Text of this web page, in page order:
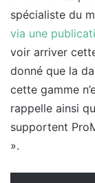
spécialiste du
via une
voir arriver
donné que la
cette gamme
rappelle ainsi
supportent
».